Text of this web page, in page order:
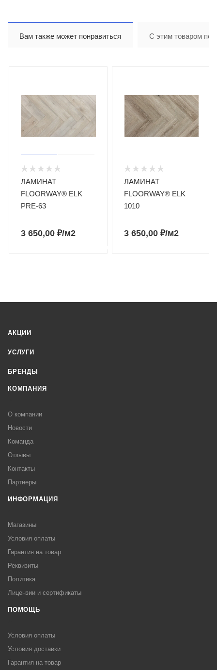
Вам также может понравиться С этим товаром
ЛАМИНАТ
FLOORWAY® ELK
PRE-63
3 650,00 ₽/м2
ЛАМИНАТ
FLOORWAY® ELK
1010
3 650,00 ₽/м2
АКЦИИ
УСЛУГИ
БРЕНДЫ
КОМПАНИЯ
О компании
Новости
Команда
Отзывы
Контакты
Партнеры
ИНФОРМАЦИЯ
Магазины
Условия оплаты
Гарантия на товар
Реквизиты
Политика
Лицензии и сертификаты
ПОМОЩЬ
Условия оплаты
Условия доставки
Гарантия на товар